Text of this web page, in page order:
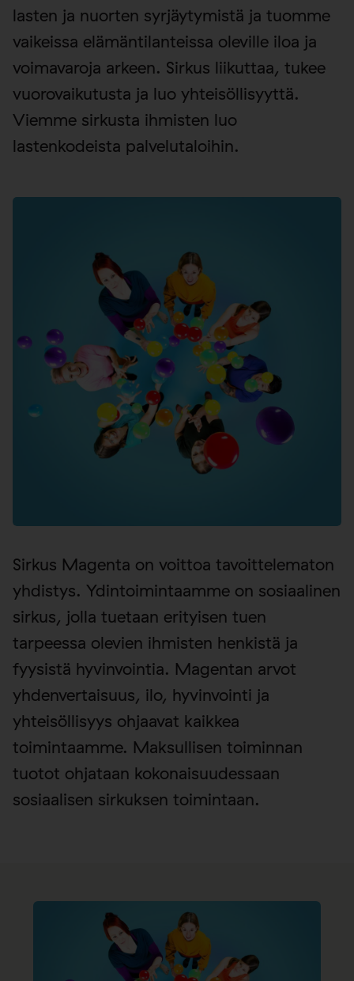
lasten ja nuorten syrjäytymistä ja tuomme
vaikeissa elämäntilanteissa oleville iloa ja
voimavaroja arkeen. Sirkus liikuttaa, tukee
vuorovaikutusta ja luo yhteisöllisyyttä.
Viemme sirkusta ihmisten luo
lastenkodeista palvelutaloihin.
Sirkus Magenta on voittoa tavoittelematon
yhdistys. Ydintoimintaamme on sosiaalinen
sirkus, jolla tuetaan erityisen tuen
tarpeessa olevien ihmisten henkistä ja
fyysistä hyvinvointia. Magentan arvot
yhdenvertaisuus, ilo, hyvinvointi ja
yhteisöllisyys ohjaavat kaikkea
toimintaamme. Maksullisen toiminnan
tuotot ohjataan kokonaisuudessaan
sosiaalisen sirkuksen toimintaan.